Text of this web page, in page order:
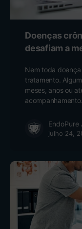
Doenças
desafiam a
Nem toda
tratamento.
meses, anos ou
EndoPure
julho 24,